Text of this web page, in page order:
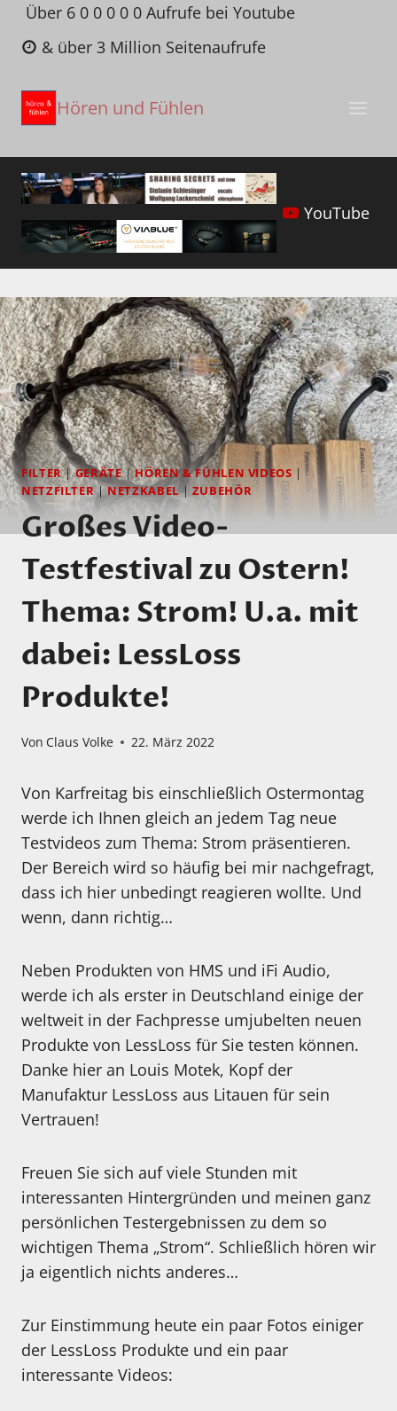
Zum
Inhalt
springen
Über 6 0 0 0 0 0 Aufrufe bei Youtube
& über 3 Million Seitenaufrufe
Hören und Fühlen
YouTube
FILTER|GERÄTE|HÖREN & FÜHLEN VIDEOS|
NETZFILTER| NETZKABEL| ZUBEHÖR
Großes Video-
Testfestival zu Ostern!
Thema: Strom! U.a. mit
dabei: LessLoss
Produkte!
Von Claus Volke 22. März 2022
Von Karfreitag bis einschließlich Ostermontag
werde ich Ihnen gleich an jedem Tag neue
Testvideos zum Thema: Strom präsentieren.
Der Bereich wird so häufig bei mir nachgefragt,
dass ich hier unbedingt reagieren wollte. Und
wenn, dann richtig…
Neben Produkten von HMS und iFi Audio,
werde ich als erster in Deutschland einige der
weltweit in der Fachpresse umjubelten neuen
Produkte von LessLoss für Sie testen können.
Danke hier an Louis Motek, Kopf der
Manufaktur LessLoss aus Litauen für sein
Vertrauen!
Freuen Sie sich auf viele Stunden mit
interessanten Hintergründen und meinen ganz
persönlichen Testergebnissen zu dem so
wichtigen Thema „Strom“. Schließlich hören wir
ja eigentlich nichts anderes…
Zur Einstimmung heute ein paar Fotos einiger
der LessLoss Produkte und ein paar
interessante Videos: